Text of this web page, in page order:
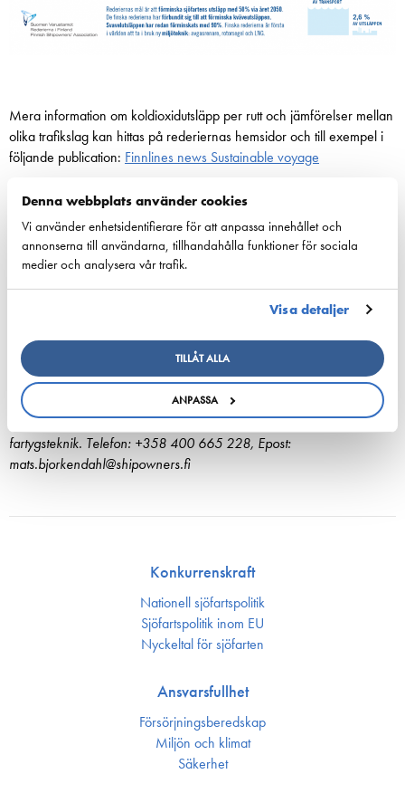
Denna webbplats använder cookies
Vi använder enhetsidentifierare för att anpassa innehållet och
annonserna till användarna, tillhandahålla funktioner för sociala
medier och analysera vår trafik.
Visa detaljer
TILLÅT ALLA
ANPASSA
Mera information om koldioxidutsläpp per rutt och jämförelser mellan
olika trafikslag kan hittas på rederiernas hemsidor och till exempel i
följande publication: Finnlines news Sustainable voyage
Mats Björkendahl
Specialsakkunnig, miljö och fartygsteknik
Mats Björkendahl är specialsakkunnig inom miljöfrågor och
fartygsteknik. Telefon: +358 400 665 228, Epost:
mats.bjorkendahl@shipowners.fi
Konkurrenskraft
Nationell sjöfartspolitik
Sjöfarts­politik inom EU
Nyckeltal för sjöfarten
Ansvarsfullhet
Försörjnings­beredskap
Miljön och klimat
Säkerhet